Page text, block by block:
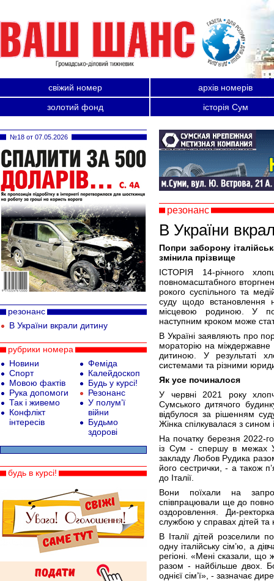
свіжий номер
архів номерів
золотий фонд
історія Сум
резонанс
В України
Попри заборону
змінила прізвище
ІСТОРІЯ 14-річного
повномасштабного
рокого суспільного та
суду щодо встановлення
місцевою родиною. У
наступним кроком може
В Україні заявляють про
мораторію на міждержавне
дитиною. У результаті
системами та різними
Як усе починалося
У червні 2021 року
Сумського дитячого
відбулося за рішенням
Жінка спілкувалася з сином
На початку березня 2022-
із Сум - спершу в межах
закладу Любов Рудика
його сестрички, - а також
до Італії.
Вони поїхали на
співпрацювали ще до
оздоровлення. Ди-
службою у справах дітей та
В Італії дітей розселили
одну італійську сім’ю, а
регіоні. «Мені сказали, що
разом - найбільше двох.
однієї сім’ї», - зазначає
№18 от 07.05.2026
резонанс
В України вкрали дитину
рубрики номера
Новини
Спорт
Мовою фактів
Рука допомоги
Так і живемо
Конфлікт
інтересів
Феміда
Калейдоскоп
Будь у курсі!
Резонанс
У полум’ї
війни
Будьмо
здорові
будь в курсі!